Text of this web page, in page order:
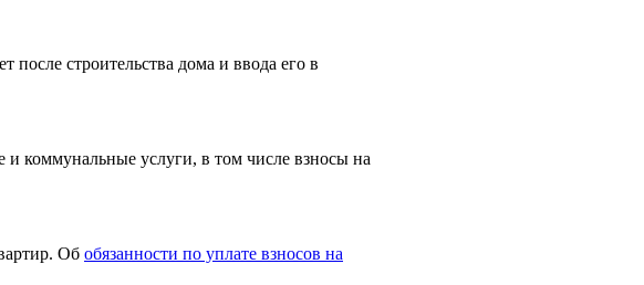
строительства дома и ввода его в
коммунальные услуги, в том числе взносы на
Об обязанности по уплате взносов на